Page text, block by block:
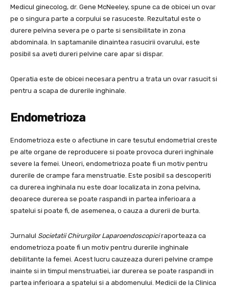
Medicul ginecolog, dr. Gene McNeeley, spune ca de obicei un ovar
pe o singura parte a corpului se rasuceste. Rezultatul este o
durere pelvina severa pe o parte si sensibilitate in zona
abdominala. In saptamanile dinaintea rasucirii ovarului, este
posibil sa aveti dureri pelvine care apar si dispar.
Operatia este de obicei necesara pentru a trata un ovar rasucit si
pentru a scapa de durerile inghinale.
Endometrioza
Endometrioza este o afectiune in care tesutul endometrial creste
pe alte organe de reproducere si poate provoca dureri inghinale
severe la femei. Uneori, endometrioza poate fi un motiv pentru
durerile de crampe fara menstruatie. Este posibil sa descoperiti
ca durerea inghinala nu este doar localizata in zona pelvina,
deoarece durerea se poate raspandi in partea inferioara a
spatelui si poate fi, de asemenea, o cauza a durerii de burta.
Jurnalul Societatii Chirurgilor Laparoendoscopiciraporteaza ca
endometrioza poate fi un motiv pentru durerile inghinale
debilitante la femei. Acest lucru cauzeaza dureri pelvine crampe
inainte si in timpul menstruatiei, iar durerea se poate raspandi in
partea inferioara a spatelui si a abdomenului. Medicii de la Clinica